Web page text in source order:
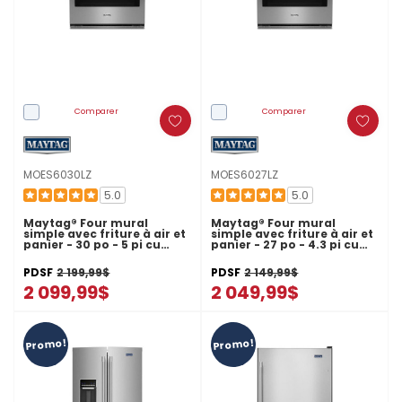
Comparer
MOES6030LZ
5.0
Maytag® Four mural
simple avec friture à air et
panier - 30 po - 5 pi cu
MOES6030LZ
PDSF 2 199,99$
2 099,99$
Comparer
MOES6027LZ
5.0
Maytag® Four mural
simple avec friture à air et
panier - 27 po - 4.3 pi cu
MOES6027LZ
PDSF 2 149,99$
2 049,99$
Promo! Promo!